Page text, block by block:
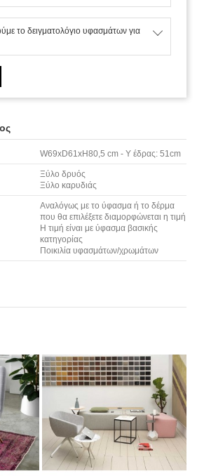
το δειγματολόγιο υφασμάτων για
W69xD61xH80,5 cm - Υ έδρας: 51cm
Ξύλο δρυός
Ξύλο καρυδιάς
Αναλόγως με το ύφασμα ή το δέρμα
που θα επιλέξετε διαμορφώνεται η τιμή
Η τιμή είναι με ύφασμα βασικής
κατηγορίας
Ποικιλία υφασμάτων/χρωμάτων